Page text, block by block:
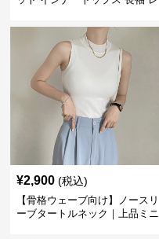
¥2,900 (税込)
【骨格ウェーブ向け】ノースリ
ーブタートルネック｜上品ミニ